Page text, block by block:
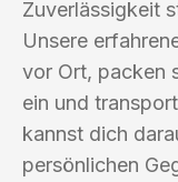
Zuverlässigkeit
Unsere
vor Ort, packen
ein und
kannst dich
persönlichen